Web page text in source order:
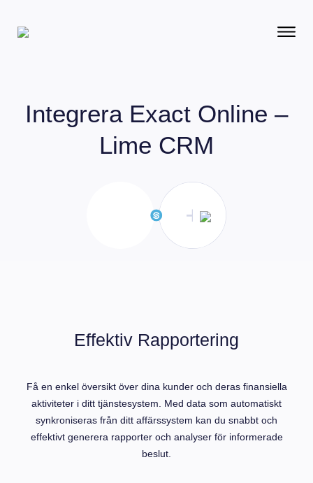
Integrera Exact Online –
Lime CRM
Effektiv Rapportering
Få en enkel översikt över dina kunder och deras finansiella
aktiviteter i ditt tjänstesystem. Med data som automatiskt
synkroniseras från ditt affärssystem kan du snabbt och
effektivt generera rapporter och analyser för informerade
beslut.